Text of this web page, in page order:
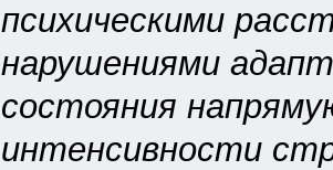
психическими
нарушениями
состояния
интенсивности